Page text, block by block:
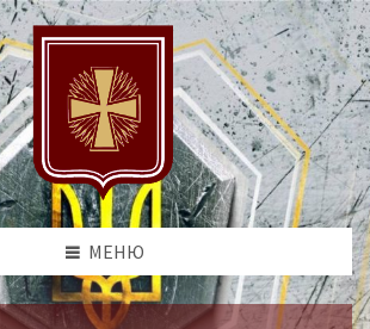
МЕНЮ